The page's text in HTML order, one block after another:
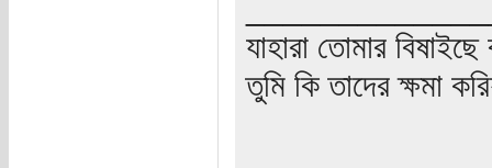
যাহারা তোমার
তুমি কি তাদের ক্ষমা